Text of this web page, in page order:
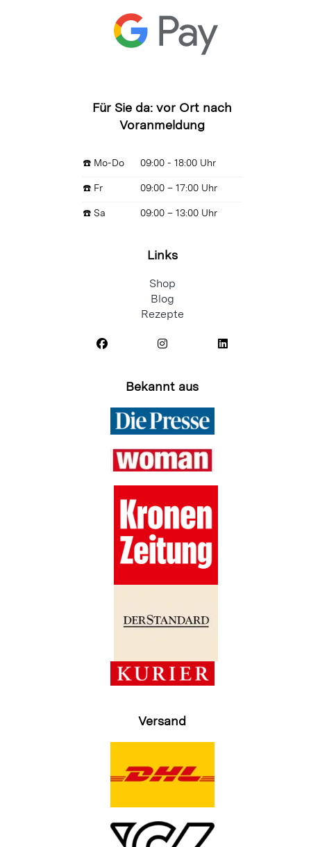
Für Sie da: vor Ort nach
Voranmeldung
☎️ Mo-Do 09:00 - 18:00 Uhr
☎️ Fr 09:00 – 17:00 Uhr
☎️ Sa 09:00 – 13:00 Uhr
Links
Shop
Blog
Rezepte
Bekannt aus
Versand